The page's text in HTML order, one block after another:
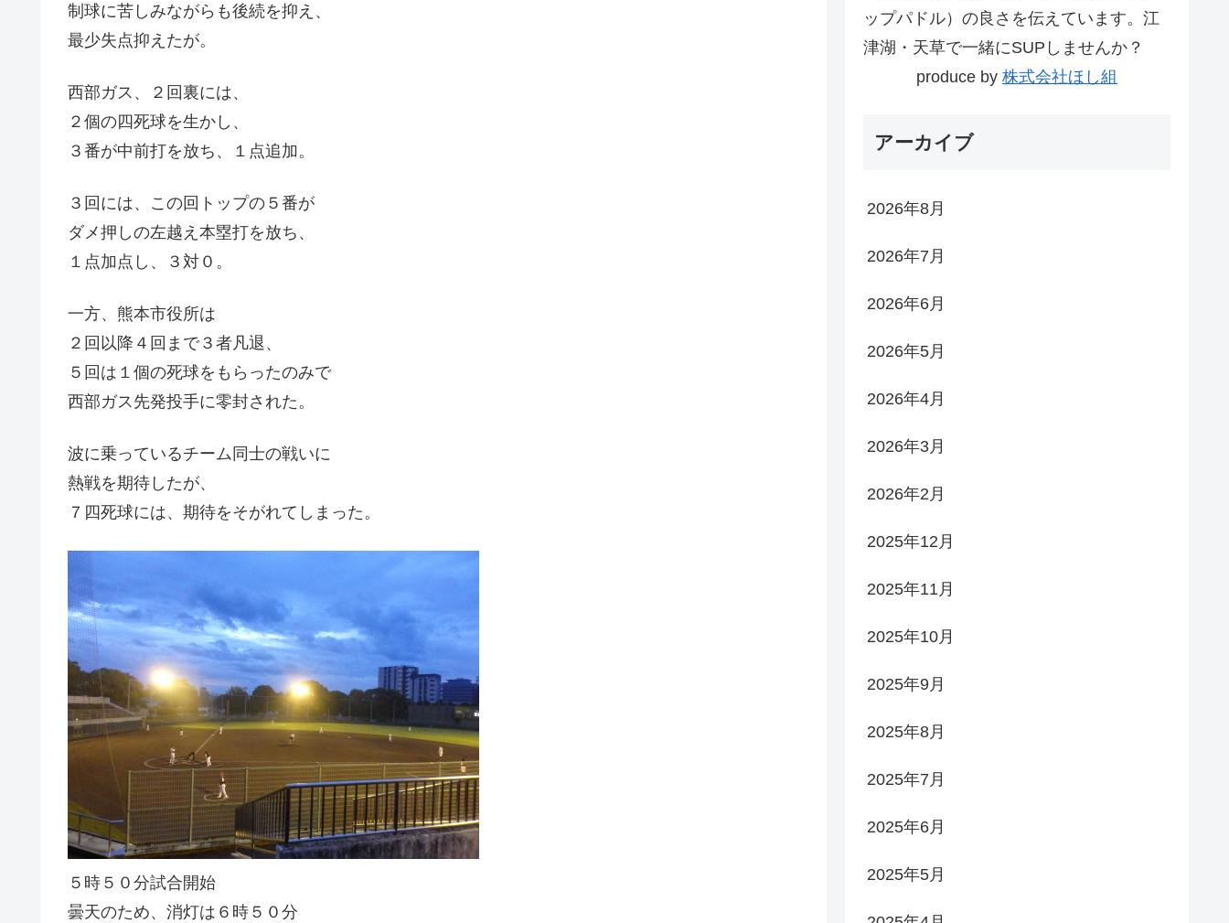
制球に苦しみながらも後続を抑え、
最少失点抑えたが。
西部ガス、２回裏には、
２個の四死球を生かし、
３番が中前打を放ち、１点追加。
３回には、この回トップの５番が
ダメ押しの左越え本塁打を放ち、
１点加点し、３対０。
一方、熊本市役所は
２回以降４回まで３者凡退、
５回は１個の死球をもらったのみで
西部ガス先発投手に零封された。
波に乗っているチーム同士の戦いに
熱戦を期待したが、
７四死球には、期待をそがれてしまった。
５時５０分試合開始
曇天のため、消灯は６時５０分
ップパドル）の良さを伝えています。江
津湖・天草で一緒にSUPしませんか？
produce by 株式会社ほし組
アーカイブ
2026年8月
2026年7月
2026年6月
2026年5月
2026年4月
2026年3月
2026年2月
2025年12月
2025年11月
2025年10月
2025年9月
2025年8月
2025年7月
2025年6月
2025年5月